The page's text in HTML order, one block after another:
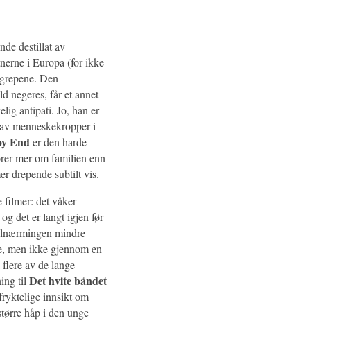
destillat av
i Europa (for ikke
Den
negeres, får et annet
antipati. Jo, han er
menneskekropper i
Ender den harde
mer om familien enn
drepende subtilt vis.
filmer: det våker
og det er langt igjen før
mindre
men ikke gjennom en
av de lange
til Det hvite båndet
innsikt om
håp i den unge